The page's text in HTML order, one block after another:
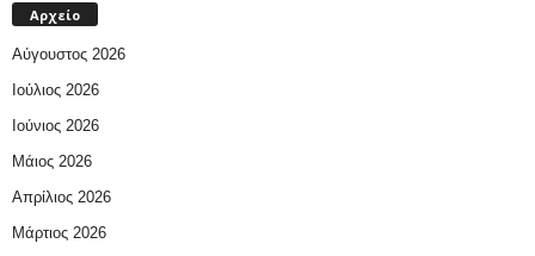
Αρχείο
Αύγουστος 2026
Ιούλιος 2026
Ιούνιος 2026
Μάιος 2026
Απρίλιος 2026
Μάρτιος 2026